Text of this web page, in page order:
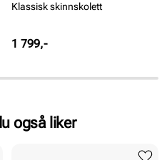
Klassisk skinnskolett
Pris
1 799,-
også liker